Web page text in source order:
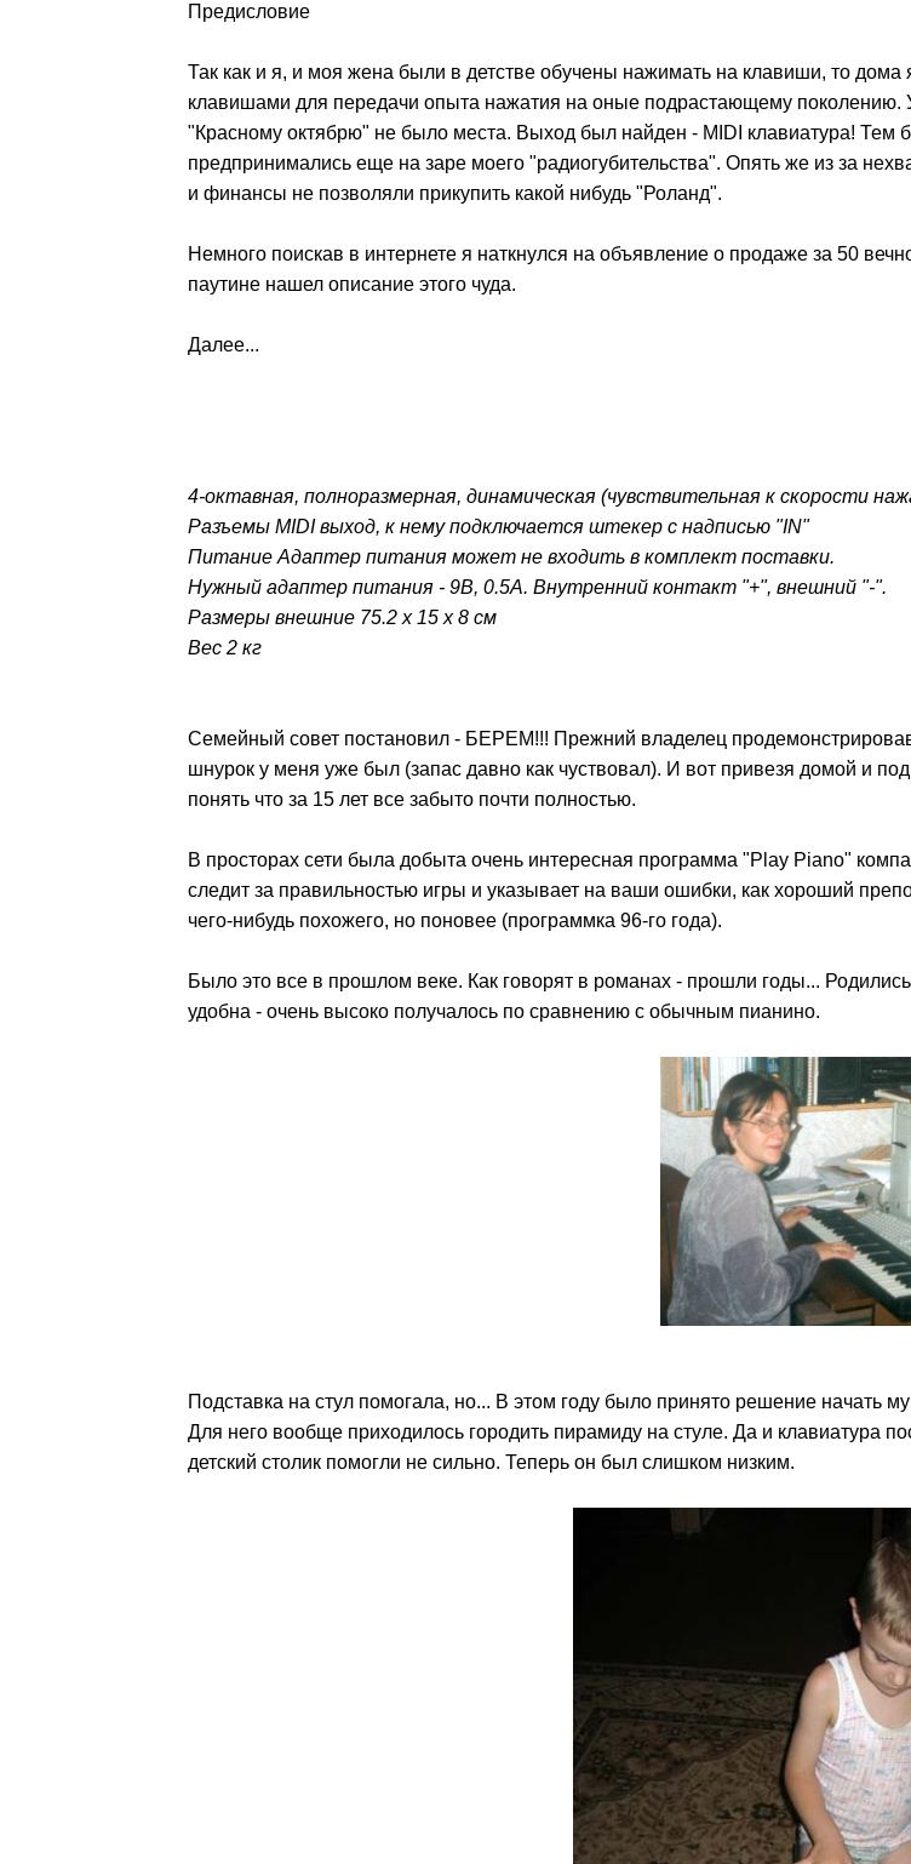
Предисловие
Так как и я, и моя жена были в детстве обучены нажимать на клавиши, то
клавишами для передачи опыта нажатия на оные подрастающему поколению.
"Красному октябрю" не было места. Выход был найден - MIDI клавиатура! Тем
предпринимались еще на заре моего "радиогубительства". Опять же из за
и финансы не позволяли прикупить какой нибудь "Роланд".
Немного поискав в интернете я наткнулся на объявление о продаже за 50
паутине нашел описание этого чуда.
Далее...
4-октавная, полноразмерная, динамическая (чувствительная к скорости
Разъемы MIDI выход, к нему подключается штекер с надписью "IN"
Питание Адаптер питания может не входить в комплект поставки.
Нужный адаптер питания - 9В, 0.5А. Внутренний контакт "+", внешний "-".
Размеры внешние 75.2 х 15 х 8 см
Вес 2 кг
Семейный совет постановил - БЕРЕМ!!! Прежний владелец
шнурок у меня уже был (запас давно как чуствовал). И вот привезя домой и
понять что за 15 лет все забыто почти полностью.
В просторах сети была добыта очень интересная программа "Play Piano"
следит за правильностью игры и указывает на ваши ошибки, как хороший
чего-нибудь похожего, но поновее (программка 96-го года).
Было это все в прошлом веке. Как говорят в романах - прошли годы...
удобна - очень высоко получалось по сравнению с обычным пианино.
Подставка на стул помогала, но... В этом году было принято решение начать
Для него вообще приходилось городить пирамиду на стуле. Да и клавиатура
детский столик помогли не сильно. Теперь он был слишком низким.